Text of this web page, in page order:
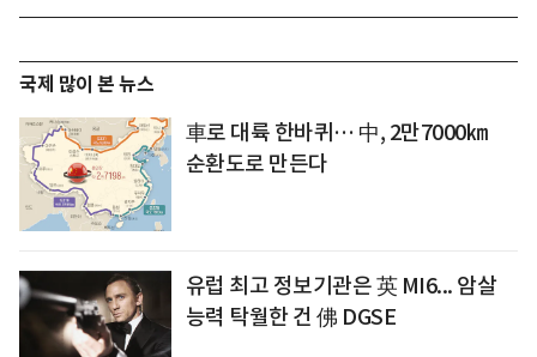
국제 많이 본 뉴스
車로 대륙 한바퀴… 中, 2만7000㎞
순환도로 만든다
유럽 최고 정보기관은 英 MI6... 암살
능력 탁월한 건 佛 DGSE